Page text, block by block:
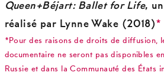
Queen+Béjart: Ballet for Life,
réalisé par Lynne Wake (2018)*
*Pour des raisons de droits de diffusion,
documentaire ne seront pas disponibles
Russie et dans la Communauté des États